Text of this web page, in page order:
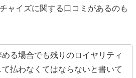
ャイズに関する口コミがあるのも
る場合でも残りのロイヤリティ
払わなくてはならないと書いて